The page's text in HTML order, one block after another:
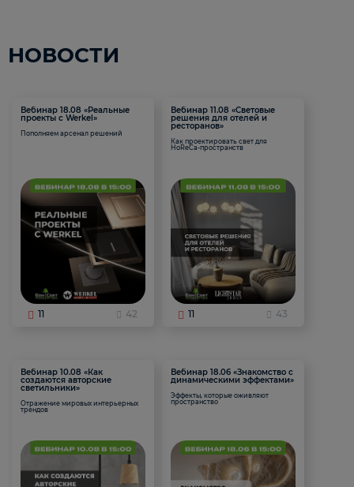
НОВОСТИ
Вебинар 18.08 «Реальные
проекты с Werkel»
Пополняем арсенал решений
11 42
Вебинар 11.08 «Световые
решения для отелей и
ресторанов»
Как проектировать свет для
HoReCa-пространств
11 43
Вебинар 10.08 «Как
создаются авторские
светильники»
Отражение мировых интерьерных
трендов
Вебинар 18.06 «Знакомство с
динамическими эффектами»
Эффекты, которые оживляют
пространство